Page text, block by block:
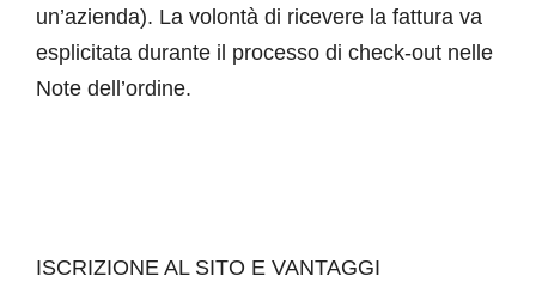
un’azienda). La volontà di ricevere la fattura va
esplicitata durante il processo di check-out nelle
Note dell’ordine.
ISCRIZIONE AL SITO E VANTAGGI